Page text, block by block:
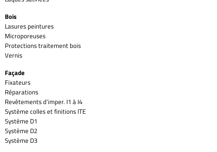
Bois
Lasures peintures
Microporeuses
Protections traitement bois
Vernis
Façade
Fixateurs
Réparations
Revêtements d’imper. I1 à I4
Système colles et finitions ITE
Système D1
Système D2
Système D3